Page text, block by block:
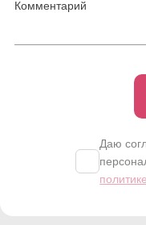
Даю